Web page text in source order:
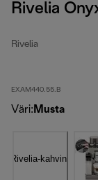
Rivelia
Rivelia
EXAM440.55.B
Väri: Musta